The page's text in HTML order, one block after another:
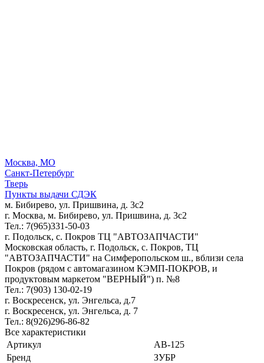
Москва, МО
Санкт-Петербург
Тверь
Пункты выдачи СДЭК
м. Бибирево, ул. Пришвина, д. 3с2
г. Москва, м. Бибирево, ул. Пришвина, д. 3с2
Тел.: 7(965)331-50-03
г. Подольск, c. Покров ТЦ "АВТОЗАПЧАСТИ"
Московская область, г. Подольск, c. Покров, ТЦ
"АВТОЗАПЧАСТИ" на Симферопольском ш., вблизи села
Покров (рядом с автомагазином КЭМП-ПОКРОВ, и
продуктовым маркетом "ВЕРНЫЙ") п. №8
Тел.: 7(903) 130-02-19
г. Воскресенск, ул. Энгельса, д.7
г. Воскресенск, ул. Энгельса, д. 7
Тел.: 8(926)296-86-82
Все характеристики
Артикул
AB-125
Бренд
ЗУБР